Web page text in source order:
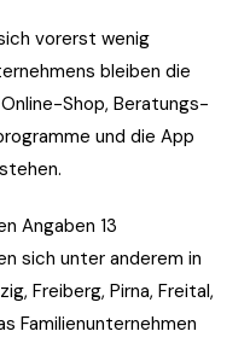
vorerst wenig
bleiben die
Shop, Beratungs-
und die App
Angaben 13
sich unter anderem in
Freiberg, Pirna, Freital,
Familienunternehmen